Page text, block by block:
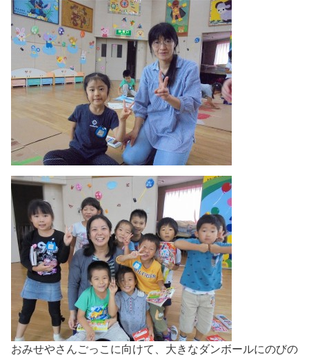
おみせやさんごっこに向けて、大きなダンボールにのびの